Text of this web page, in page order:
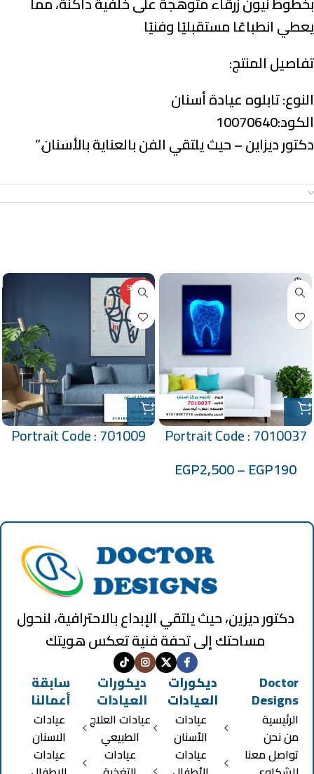
يعطي انطباعًا مستقبليًا وفنيًا
تفاصيل المنتج:
النوع:تابلوه عيادة أسنان
الكود:10070640
دكتور ديزاين – حيث يلتقي الفن بالعناية بالأسنان.“
Portrait Code : 7010037
EGP190
–
EGP2,500
SOLD O
UT
Portrait Code : 701009
دكتور ديزين، حيث يلتقي الإبداع بالاحترافية، لنحول
مساحتك إلى تحفة فنية تعكس هويتك
Doctor
Designs
الرئيسية
من نحن
تواصل معنا
ديكورات
العيادات
عيادات
الأسنان
عيادات
ديكورات
العيادات
عيادات العلاج
الطبيعي
عيادات
سابقة
أعمالنا
عيادات
الاسنان
عيادات